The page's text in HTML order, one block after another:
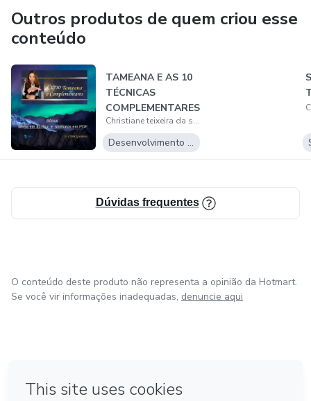
-Mesa de cura estelares (símbolos complementares)
-Mandala dos mestres Ciganos
-Mesa cigana mística
- Mesa universal
Outros produtos de quem criou esse
conteúdo
TAMEANA E AS 10
TÉCNICAS
COMPLEMENTARES
COM MESA DE
BONUS E...
Christiane teixeira da silva
Desenvolvimento Pessoal
Dúvidas frequentes
O conteúdo deste produto não representa a opinião da Hotmart.
Se você vir informações inadequadas, denuncie aqui